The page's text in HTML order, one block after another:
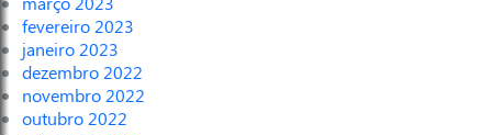
fevereiro 2023
janeiro 2023
dezembro 2022
novembro 2022
outubro 2022